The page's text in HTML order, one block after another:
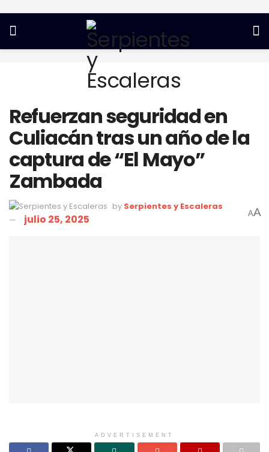
Refuerzan seguridad en
Culiacán tras un año de la
captura de “El Mayo”
Zambada
by Serpientes y Escaleras
julio 25, 2025 AA
ADVERTISEMENT